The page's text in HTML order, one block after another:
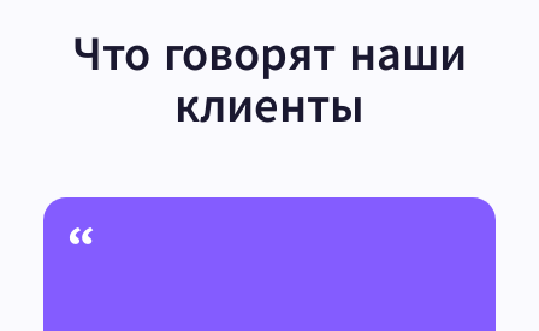
Что говорят наши
клиенты
“